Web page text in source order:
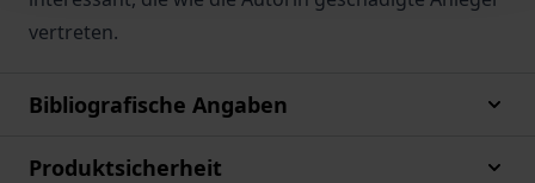
vertreten.
Bibliografische Angaben
Produktsicherheit